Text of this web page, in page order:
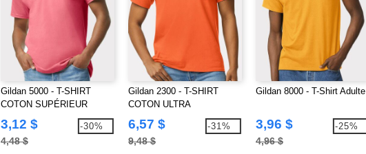
Gildan 5000 - T-SHIRT
COTON SUPÉRIEUR
UNISEXE
3,12 $
4,48 $
-30%
Gildan 2300 - T-SHIRT
COTON ULTRA
6,57 $
9,48 $
-31%
Gildan 8000 - T-Shirt Adulte
3,96 $
4,96 $
-25%